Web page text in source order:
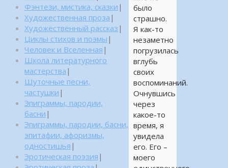
было
страшно.
Я как-то
незаметно
погрузилась
вглубь
своих
воспоминаний.
Очнувшись
через
какое-то
время, я
увидела
его. Его –
моего
Фэнтези, мистика, сказки |
Художественная проза |
Художественный рассказ |
Циклы стихов и поэмы |
Человек и Вселенная |
Школа литературного
мастерства |
Шуточные песни,
частушки |
Эпиграммы, пародии,
басни |
Эпиграммы, пародии, басни,
эпитафии, афоризмы,
одностишья |
Эротическая поэзия |